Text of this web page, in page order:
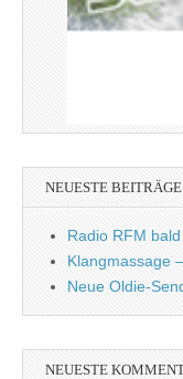
NEUESTE BEITRÄGE
Radio RFM
Klangmassage
Neue Oldie-
NEUESTE